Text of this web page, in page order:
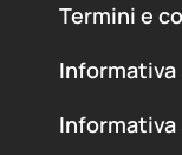
Termini e
Informativa
Informativa